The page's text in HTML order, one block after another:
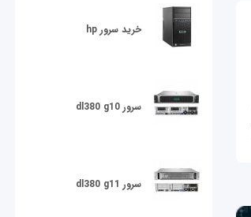
خرید سرور hp
سرور dl380 g10
سرور dl380 g11